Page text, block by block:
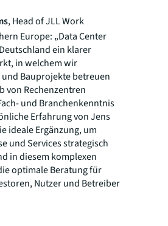
, Head of JLL Work
Europe: „Data Center
ein klarer
in welchem wir
Bauprojekte betreuen
von Rechenzentren
und Branchenkenntnis
Erfahrung von Jens
ideale Ergänzung, um
und Services strategisch
in diesem komplexen
optimale Beratung für
Nutzer und Betreiber